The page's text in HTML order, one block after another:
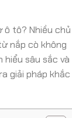
tô? Nhiều chủ
nắp cò không
sâu sắc và
giải pháp khắc